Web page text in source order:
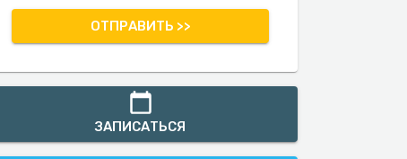
ОТПРАВИТЬ >>
ЗАПИСАТЬСЯ